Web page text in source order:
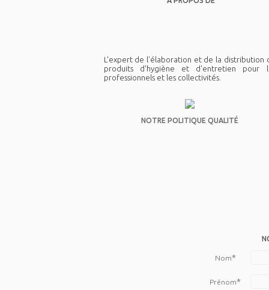
L'expert de l'élaboration et de la distribution
produits d'hygiène et d'entretien pour
professionnels et les collectivités.
NOTRE POLITIQUE QUALITÉ
Nom*
Prénom*